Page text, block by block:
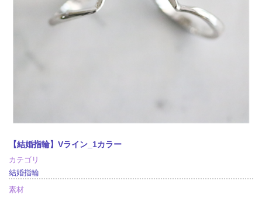
【結婚指輪】Vライン_1カラー
カテゴリ
結婚指輪
素材